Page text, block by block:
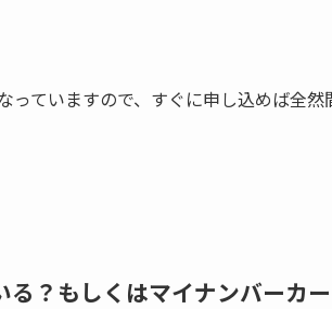
ていますので、すぐに申し込めば全然
？もしくはマイナンバーカ